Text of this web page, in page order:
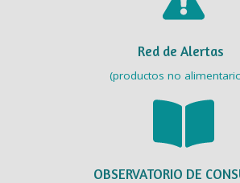
Red de Alertas
(productos no
OBSERVATORIO DE